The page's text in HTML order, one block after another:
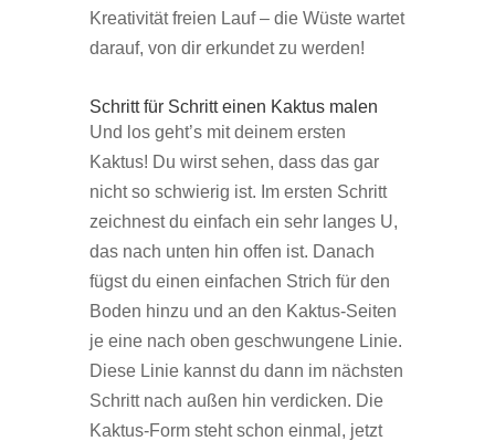
Kreativität freien Lauf – die Wüste wartet
darauf, von dir erkundet zu werden!
Schritt für Schritt einen Kaktus malen
Und los geht’s mit deinem ersten
Kaktus! Du wirst sehen, dass das gar
nicht so schwierig ist. Im ersten Schritt
zeichnest du einfach ein sehr langes U,
das nach unten hin offen ist. Danach
fügst du einen einfachen Strich für den
Boden hinzu und an den Kaktus-Seiten
je eine nach oben geschwungene Linie.
Diese Linie kannst du dann im nächsten
Schritt nach außen hin verdicken. Die
Kaktus-Form steht schon einmal, jetzt